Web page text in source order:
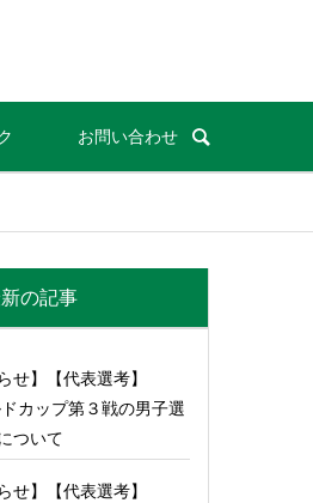
お問い合わせ
の記事
せ】【代表選考】
カップ第３戦の男子選
ついて
せ】【代表選考】